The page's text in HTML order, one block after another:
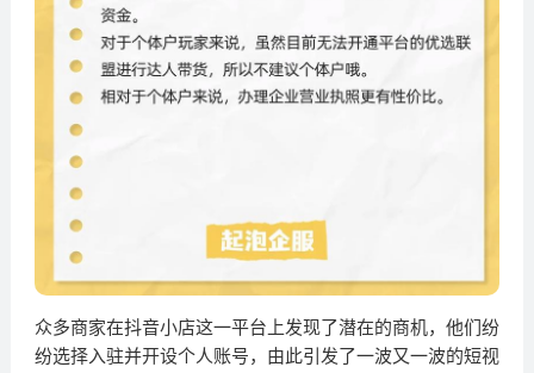
众多商家在抖音小店这一平台上发现了潜在的商机，他们纷
纷选择入驻并开设个人账号，由此引发了一波又一波的短视